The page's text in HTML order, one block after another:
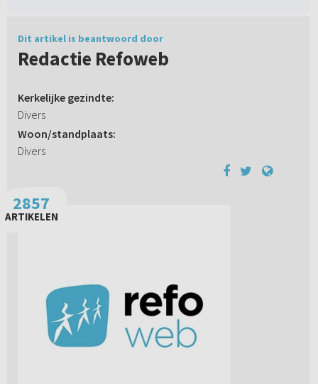
Dit artikel is beantwoord door
Redactie Refoweb
Kerkelijke gezindte:
Divers
Woon/standplaats:
Divers
2857
ARTIKELEN